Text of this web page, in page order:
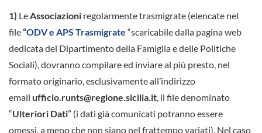
1) Le Associazioni regolarmente trasmigrate (elencate nel
file“ODV e APS Trasmigrate “scaricabile dalla pagina web
dedicata del Dipartimento della Famiglia e delle Politiche
Sociali), dovranno compilare ed inviare al più presto, nel
formato originario, esclusivamente all’indirizzo
email ufficio.runts@regione.sicilia.it , il file denominato
“Ulteriori Dati” (i dati già comunicati potranno essere
omessi, a meno che non siano nel frattempo variati). Nel caso